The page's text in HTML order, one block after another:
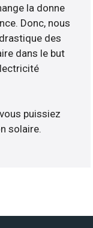
la donne
Donc, nous
des
dans le but
puissiez
solaire.